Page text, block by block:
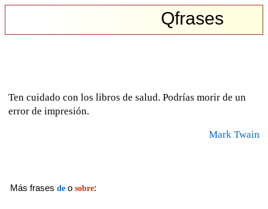
Qfrases
Ten cuidado con los libros de salud. Podrías morir de un
error de impresión.
Mark Twain
Más frases de o sobre: